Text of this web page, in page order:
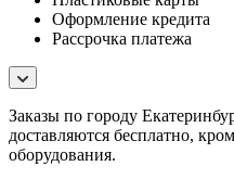
Оформление кредита
Рассрочка платежа
Заказы по городу
доставляются бесплатно,
оборудования.